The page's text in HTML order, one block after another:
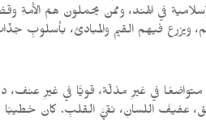
في الهند، وممن يحملون همّ الأمةِ
ويزرع فيهم القيم والمبادئ، بأسلوبٍ
متواضعًا في غيرِ مذلّة، قويًّا في غيرِ
اللسانِ، نقيَّ القلبِ. كان خطيبًا